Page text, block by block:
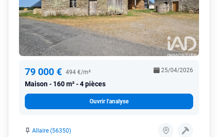
79 000 € 494 €/m²
Maison 160 m² - 4 pièces
25/04/2026
Ouvrir l'analyse
Allaire (56350)